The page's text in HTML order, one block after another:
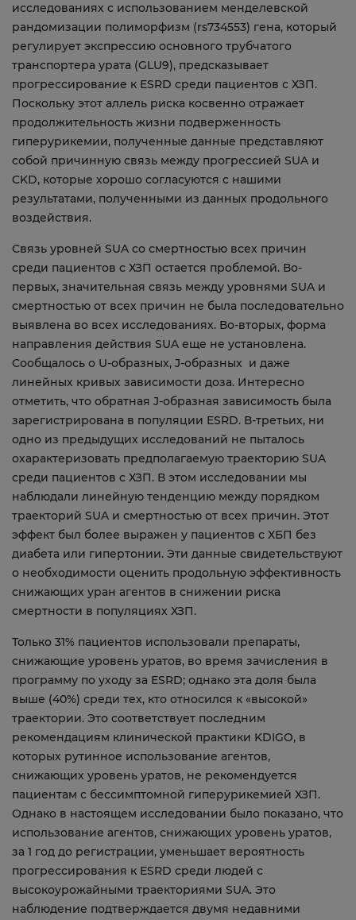
исследованиях с использованием менделевской
рандомизации полиморфизм (rs734553) гена, который
регулирует экспрессию основного трубчатого
транспортера урата (GLU9), предсказывает
прогрессирование к ESRD среди пациентов с ХЗП.
Поскольку этот аллель риска косвенно отражает
продолжительность жизни подверженность
гиперурикемии, полученные данные представляют
собой причинную связь между прогрессией SUA и
CKD, которые хорошо согласуются с нашими
результатами, полученными из данных продольного
воздействия.
Связь уровней SUA со смертностью всех причин
среди пациентов с ХЗП остается проблемой. Во-
первых, значительная связь между уровнями SUA и
смертностью от всех причин не была последовательно
выявлена ​​во всех исследованиях. Во-вторых, форма
направления действия SUA еще не установлена.
Сообщалось о U-образных, J-образных и даже
линейных кривых зависимости доза. Интересно
отметить, что обратная J-образная зависимость была
зарегистрирована в популяции ESRD. В-третьих, ни
одно из предыдущих исследований не пыталось
охарактеризовать предполагаемую траекторию SUA
среди пациентов с ХЗП. В этом исследовании мы
наблюдали линейную тенденцию между порядком
траекторий SUA и смертностью от всех причин. Этот
эффект был более выражен у пациентов с ХБП без
диабета или гипертонии. Эти данные свидетельствуют
о необходимости оценить продольную эффективность
снижающих уран агентов в снижении риска
смертности в популяциях ХЗП.
Только 31% пациентов использовали препараты,
снижающие уровень уратов, во время зачисления в
программу по уходу за ESRD; однако эта доля была
выше (40%) среди тех, кто относился к «высокой»
траектории. Это соответствует последним
рекомендациям клинической практики KDIGO, в
которых рутинное использование агентов,
снижающих уровень уратов, не рекомендуется
пациентам с бессимптомной гиперурикемией ХЗП.
Однако в настоящем исследовании было показано, что
использование агентов, снижающих уровень уратов,
за 1 год до регистрации, уменьшает вероятность
прогрессирования к ESRD среди людей с
высокоурожайными траекториями SUA. Это
наблюдение подтверждается двумя недавними